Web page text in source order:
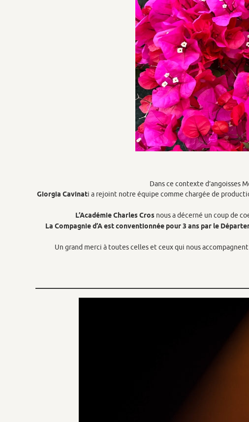
Dans ce contexte d’angoisses
Giorgia Cavinati a rejoint notre équipe comme chargée de
L’Académie Charles Cros nous a décerné un coup de
La Compagnie d’A est conventionnée pour 3 ans par le
Un grand merci à toutes celles et ceux qui nous